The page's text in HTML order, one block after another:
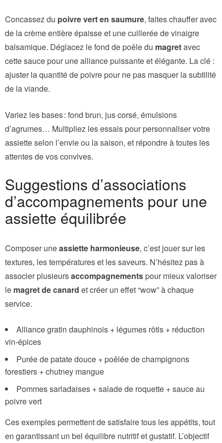
Concassez du poivre vert en saumure, faites chauffer avec
de la crème entière épaisse et une cuillerée de vinaigre
balsamique. Déglacez le fond de poêle du magretavec
cette sauce pour une alliance puissante et élégante. La clé :
ajuster la quantité de poivre pour ne pas masquer la subtilité
de la viande.
Variez les bases : fond brun, jus corsé, émulsions
d’agrumes… Multipliez les essais pour personnaliser votre
assiette selon l’envie ou la saison, et répondre à toutes les
attentes de vos convives.
Suggestions d’associations
d’accompagnements pour une
assiette équilibrée
Composer uneassiette harmonieuse, c’est jouer sur les
textures, les températures et les saveurs. N’hésitez pas à
associer plusieursaccompagnements pour mieux valoriser
le magret de canard et créer un effet “wow” à chaque
service.
Alliance gratin dauphinois + légumes rôtis + réduction
vin-épices
Purée de patate douce + poêlée de champignons
forestiers + chutney mangue
Pommes sarladaises + salade de roquette + sauce au
poivre vert
Ces exemples permettent de satisfaire tous les appétits, tout
en garantissant un bel équilibre nutritif et gustatif. L’objectif